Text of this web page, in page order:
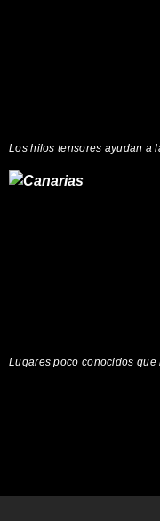
Los hilos tensores ayudan a
Lugares poco conocidos